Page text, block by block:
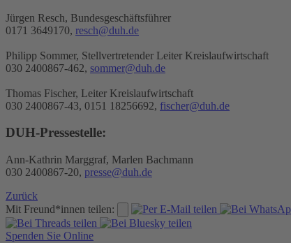
Jürgen Resch, Bundesgeschäftsführer
0171 3649170, resch@duh.de
Philipp Sommer, Stellvertretender Leiter Kreislaufwirtschaft
030 2400867-462, sommer@duh.de
Thomas Fischer, Leiter Kreislaufwirtschaft
030 2400867-43, 0151 18256692, fischer@duh.de
DUH-Pressestelle:
Ann-Kathrin Marggraf, Marlen Bachmann
030 2400867-20, presse@duh.de
Zurück
Mit Freund*innen teilen:
Spenden Sie Online